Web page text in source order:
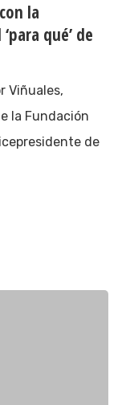
la
qué’ de
Viñuales,
la Fundación
de